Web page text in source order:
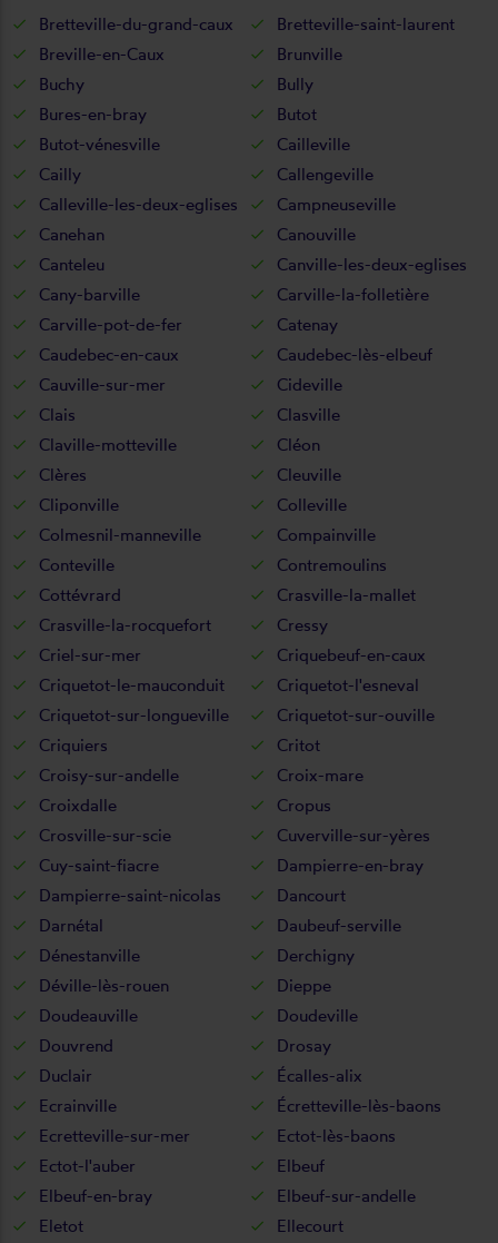
Bretteville-du-grand-caux
Bretteville-saint-laurent
Breville-en-Caux
Brunville
Buchy
Bully
Bures-en-bray
Butot
Butot-vénesville
Cailleville
Cailly
Callengeville
Calleville-les-deux-eglises
Campneuseville
Canehan
Canouville
Canteleu
Canville-les-deux-eglises
Cany-barville
Carville-la-folletière
Carville-pot-de-fer
Catenay
Caudebec-en-caux
Caudebec-lès-elbeuf
Cauville-sur-mer
Cideville
Clais
Clasville
Claville-motteville
Cléon
Clères
Cleuville
Cliponville
Colleville
Colmesnil-manneville
Compainville
Conteville
Contremoulins
Cottévrard
Crasville-la-mallet
Crasville-la-rocquefort
Cressy
Criel-sur-mer
Criquebeuf-en-caux
Criquetot-le-mauconduit
Criquetot-l'esneval
Criquetot-sur-longueville
Criquetot-sur-ouville
Criquiers
Critot
Croisy-sur-andelle
Croix-mare
Croixdalle
Cropus
Crosville-sur-scie
Cuverville-sur-yères
Cuy-saint-fiacre
Dampierre-en-bray
Dampierre-saint-nicolas
Dancourt
Darnétal
Daubeuf-serville
Dénestanville
Derchigny
Déville-lès-rouen
Dieppe
Doudeauville
Doudeville
Douvrend
Drosay
Duclair
Écalles-alix
Ecrainville
Écretteville-lès-baons
Ecretteville-sur-mer
Ectot-lès-baons
Ectot-l'auber
Elbeuf
Elbeuf-en-bray
Elbeuf-sur-andelle
Eletot
Ellecourt